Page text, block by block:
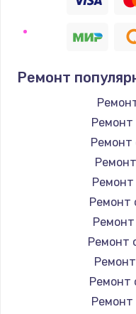
Ремонт
Ремонт
Ремонт
Ремонт
Ремонт
Ремонт
Ремонт
Ремонт
Ремонт